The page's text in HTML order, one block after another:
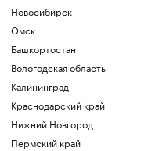
Новосибирск
Омск
Башкортостан
Вологодская область
Калининград
Краснодарский край
Нижний Новгород
Пермский край